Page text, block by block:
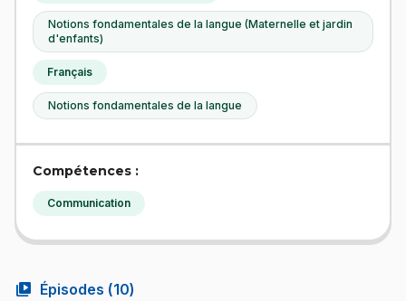
Notions fondamentales de la langue (Maternelle et jardin
d'enfants)
Français
Notions fondamentales de la langue
Compétences :
Communication
video_library Épisodes (10)